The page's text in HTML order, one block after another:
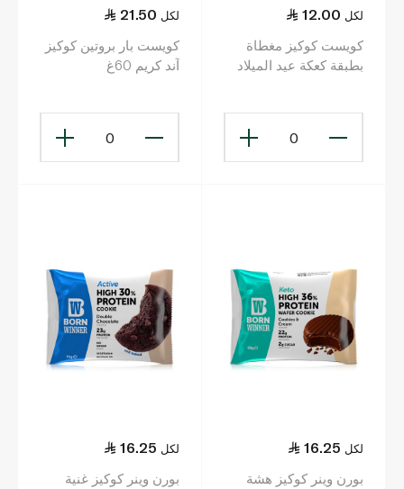
12.00 لكل
كويست كوكيز مغطاة
بطبقة كعكة عيد الميلاد
0
21.50 لكل
كويست بار بروتين كوكيز
آند كريم 60غ
0
16.25 لكل
بورن وينر كوكيز هشة
16.25 لكل
بورن وينر كوكيز غنية